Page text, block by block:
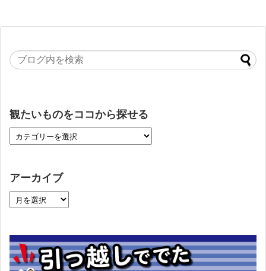
観たいものをココから探せる
アーカイブ